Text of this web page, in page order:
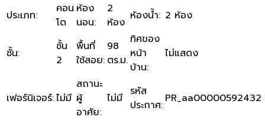
ประเภท:
คอน
โด
ห้อง
นอน:
2
ห้อง ห้องน้ำ: 2 ห้อง
ชั้น:
ชั้น
2
พื้นที่
ใช้สอย:
98
ตร.ม.
ทิศของ
หน้า
บ้าน:
ไม่แสดง
เฟอร์นิเจอร์:ไม่มี
สถานะ
ผู้
อาศัย:
ไม่มี รหัส
ประกาศ: PR_aa00000592432